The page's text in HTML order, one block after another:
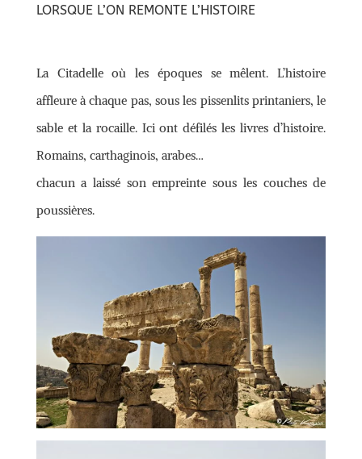
LORSQUE L’ON REMONTE L’HISTOIRE
La Citadelle où les époques se mêlent. L’histoire
affleure à chaque pas, sous les pissenlits printaniers, le
sable et la rocaille. Ici ont défilés les livres d’histoire.
Romains, carthaginois, arabes…
chacun a laissé son empreinte sous les couches de
poussières.